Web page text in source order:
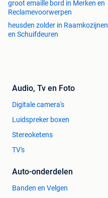
groot emaille bord in Merken en
Reclamevoorwerpen
heusden zolder in Raamkozijnen
en Schuifdeuren
Audio, Tv en Foto
Digitale camera's
Luidspreker boxen
Stereoketens
TV's
Auto-onderdelen
Banden en Velgen